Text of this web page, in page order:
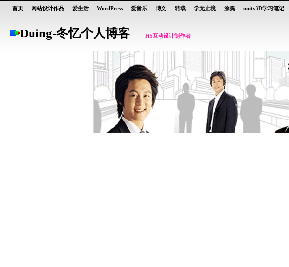
首页 网站设计作品 爱生活 WordPress 爱音乐 博文 转载 学无止境 涂鸦 unity3D学习笔记
Duing-冬忆个人博客 H5互动设计制作者